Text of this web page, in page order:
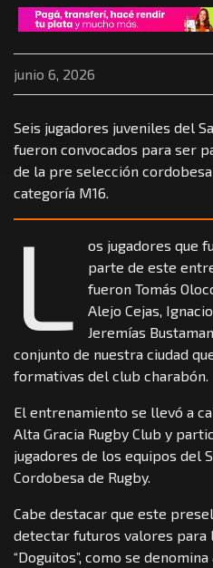
junio 6, 2026
Seis jugadores juveniles del
fueron convocados para ser
de la pre selección
categoría M16.
L
os jugadores que
parte de este
fueron Tomás
Alejo Cejas,
Jeremías
conjunto de nuestra ciudad
formativas del club charabón.
El entrenamiento se llevó a
Alta Gracia Rugby Club y
jugadores de los equipos del
Cordobesa de Rugby.
Cabe destacar que este
detectar futuros valores para
“Doguitos”, como se